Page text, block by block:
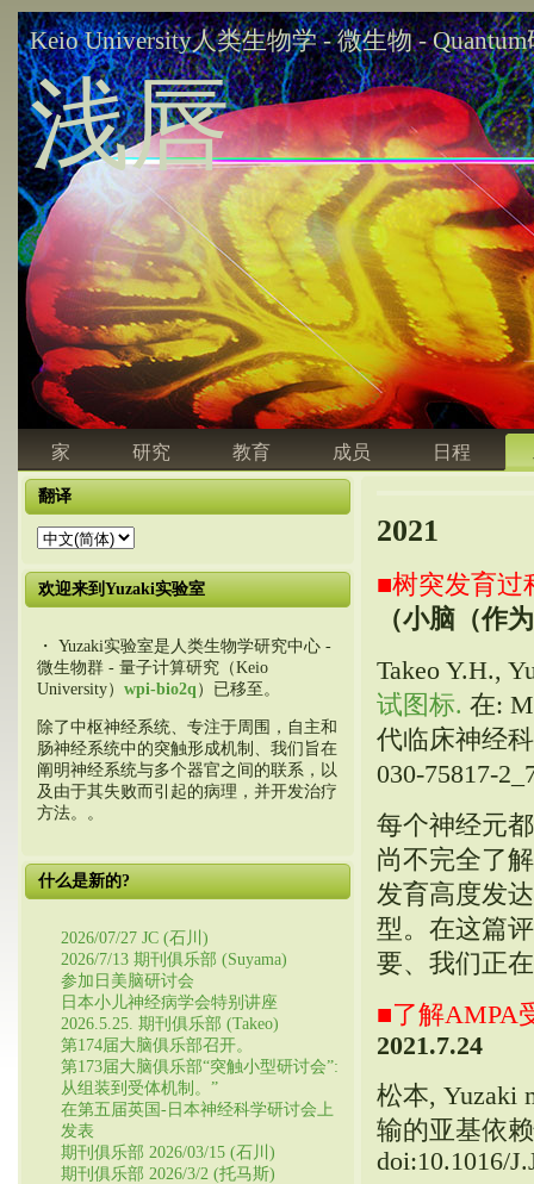
Keio University人类生物学 - 微生物 -
浅唇
家 研究 教育 成员 日程
翻译
欢迎来到Yuzaki实验室
・ Yuzaki实验室是人类生物学研究中心 -
微生物群 - 量子计算研究（Keio
University） wpi-bio2q ）已移至。
除了中枢神经系统、专注于周围，自主和
肠神经系统中的突触形成机制、我们旨在
阐明神经系统与多个器官之间的联系，以
及由于其失败而引起的病理，并开发治疗
方法。。
什么是新的?
2026/07/27 JC (石川)
2026/7/13 期刊俱乐部 (Suyama)
参加日美脑研讨会
日本小儿神经病学会特别讲座
2026.5.25. 期刊俱乐部 (Takeo)
第174届大脑俱乐部召开。
第173届大脑俱乐部“突触小型研讨会”:
从组装到受体机制。”
在第五届英国-日本神经科学研讨会上
发表
期刊俱乐部 2026/03/15 (石川)
期刊俱乐部 2026/3/2 (托马斯)
2021
■树突发育过
（小脑（作
Takeo Y.H.,
试图标. 在:
代临床神经
030-75817-
每个神经元
尚不完全了
发育高度发
型。在这篇
要、我们正
■了解AMPA
2021.7.24
松本, Yuzaki
输的亚基依
doi:10.1016/